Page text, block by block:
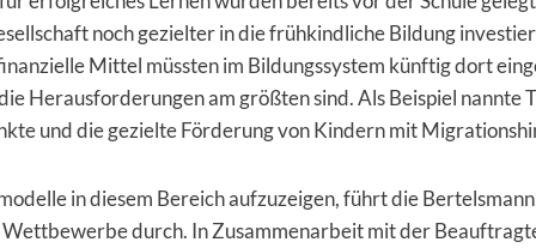
noch gezielter in die frühkind­liche Bildung
Mittel müssten im Bildungssystem künftig dort
Herausforderungen am größten sind. Als Beispiel nannte
und die gezielte Förderung von Kindern mit
in diesem Bereich aufzuzeigen, führt die
durch. In Zusammenarbeit mit der